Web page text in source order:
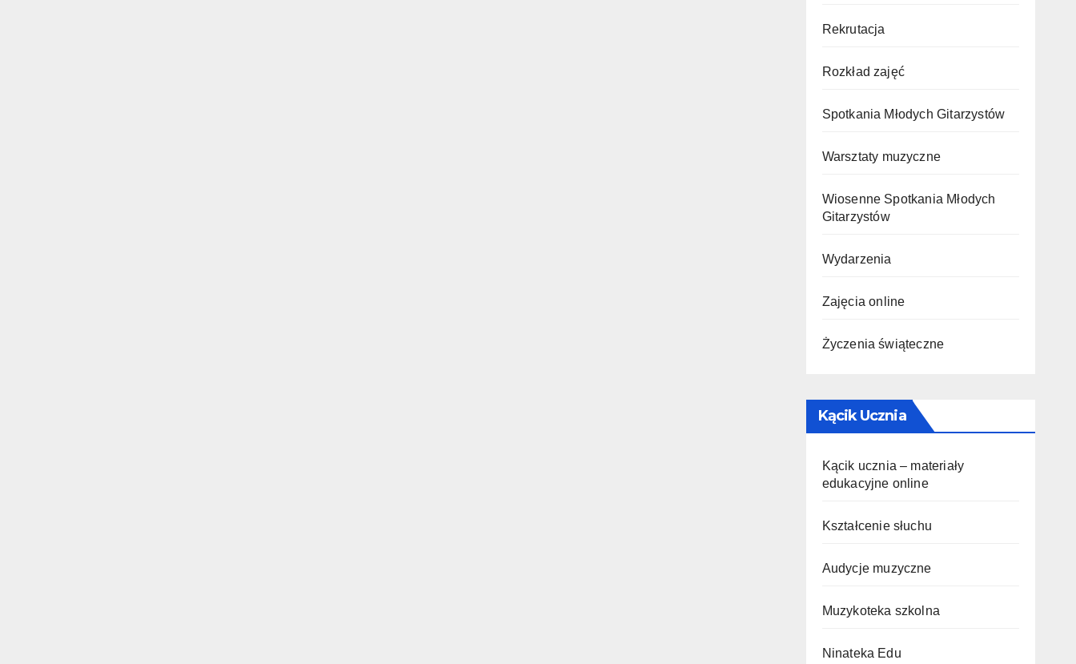
Rekrutacja
Rozkład zajęć
Spotkania Młodych Gitarzystów
Warsztaty muzyczne
Wiosenne Spotkania Młodych
Gitarzystów
Wydarzenia
Zajęcia online
Życzenia świąteczne
Kącik Ucznia
Kącik ucznia – materiały
edukacyjne online
Kształcenie słuchu
Audycje muzyczne
Muzykoteka szkolna
Ninateka Edu